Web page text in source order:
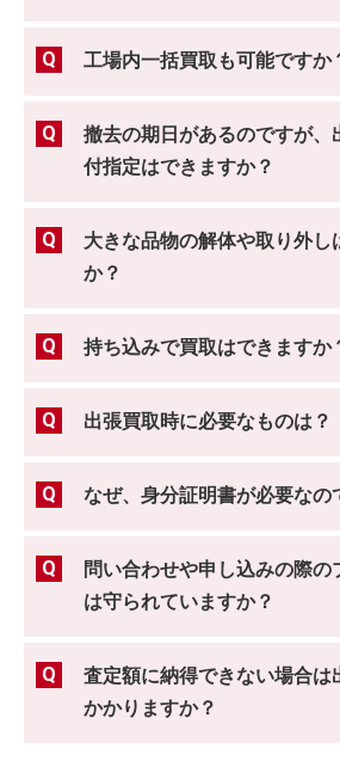
工場内一括買取も可能ですか
撤去の期日があるのですが、
付指定はできますか？
大きな品物の解体や取り外し
か？
持ち込みで買取はできますか
出張買取時に必要なものは？
なぜ、身分証明書が必要なの
問い合わせや申し込みの際の
は守られていますか？
査定額に納得できない場合は
かかりますか？